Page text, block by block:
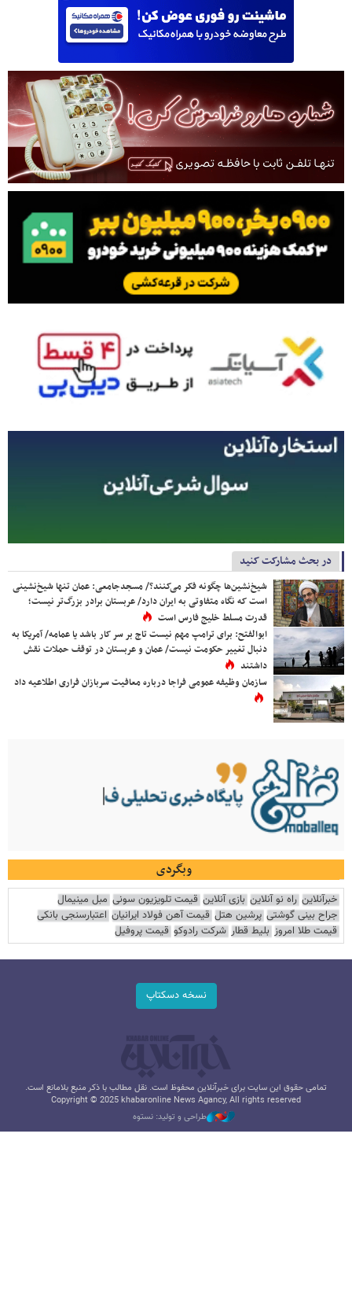
در بحث مشارکت کنید
شیخ‌نشین‌ها چگونه فکر می‌کنند؟/ مسجدجامعی: عمان تنها شیخ‌نشینی
است که نگاه متفاوتی به ایران دارد/ عربستان برادر بزرگ‌تر نیست؛
قدرت مسلط خلیج فارس است
ابوالفتح: برای ترامپ مهم نیست تاج بر سر کار باشد یا عمامه/ آمریکا به
دنبال تغییر حکومت نیست/ عمان و عربستان در توقف حملات نقش
داشتند
سازمان وظیفه عمومی فراجا درباره معافیت سربازان فراری اطلاعیه داد
وبگردی
خبرآنلاین راه نو آنلاین بازی آنلاین قیمت تلویزیون سونی مبل مینیمال
جراح بینی گوشتی پرشین هتل قیمت آهن فولاد ایرانیان اعتبارسنجی بانکی
قیمت طلا امروز بلیط قطار شرکت رادوکو قیمت پروفیل
نسخه دسکتاپ
تمامی حقوق این سایت برای خبرآنلاین محفوظ است. نقل مطالب با ذکر منبع بلامانع است.
Copyright © 2025 khabaronline News Agancy, All rights reserved
طراحی و تولید: نستوه